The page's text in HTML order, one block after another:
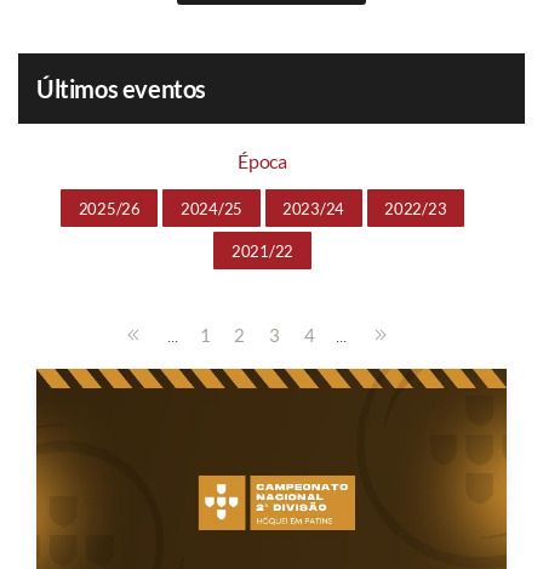
Últimos eventos
Época
2025/26 2024/25 2023/24 2022/23
2021/22
... 1 2 3 4 ...